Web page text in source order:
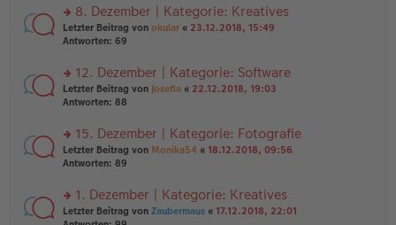
tr
a
g
e
n
er
tr
a
g
n
g
el
e
n
er
tr
a
g
rs
te
n
g
el
e
n
er
tr
a
8. Dezember | Kategorie: Kreatives
Letzter Beitrag von okular « 23.12.2018, 15:49
Antworten: 69
rs
te
n
g
el
e
n
er
12. Dezember | Kategorie: Software
Letzter Beitrag von Josefia « 22.12.2018, 19:03
Antworten: 88
rs
te
n
g
15. Dezember | Kategorie: Fotografie
Letzter Beitrag von Monika54 « 18.12.2018, 09:56
Antworten: 89
rs
1. Dezember | Kategorie: Kreatives
Letzter Beitrag von Zaubermaus « 17.12.2018, 22:01